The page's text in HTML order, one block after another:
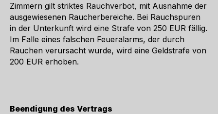
Zimmern gilt striktes Rauchverbot, mit Ausnahme der
ausgewiesenen Raucherbereiche. Bei Rauchspuren
in der Unterkunft wird eine Strafe von 250 EUR fällig.
Im Falle eines falschen Feueralarms, der durch
Rauchen verursacht wurde, wird eine Geldstrafe von
200 EUR erhoben.
Beendigung des Vertrags